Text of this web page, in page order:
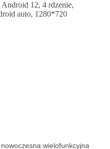
12, 4 rdzenie,
auto, 1280*720
wielofunkcyjna